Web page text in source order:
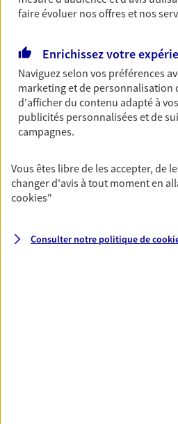
Préparez sereinement ce
notre solution PER (Plan
spécialement conçue pour la
Santé
Couvrez vos dépenses de
votre famille avec la
Prévoyance
contrat prévoyance.
faire évoluer nos offres et nos
Enrichissez votre
Naviguez selon vos préférences
marketing et de
d'afficher du contenu adapté à
publicités personnalisées et de
campagnes.
Vous êtes libre de les accepter, de
changer d'avis à tout moment en
cookies"
Consulter notre politique de